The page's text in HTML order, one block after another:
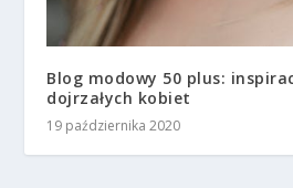
Blog modowy 50 plus:
dojrzałych kobiet
19 października 2020